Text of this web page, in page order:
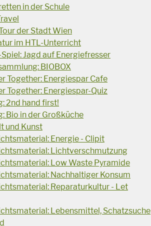
in der Schule
der Stadt Wien
im HTL-Unterricht
Jagd auf Energiefresser
BIOBOX
Together: Energiespar Cafe
Together: Energiespar-Quiz
2nd hand first!
Bio in der Großküche
und Kunst
Energie - Clipit
Lichtverschmutzung
Low Waste Pyramide
Nachhaltiger Konsum
Reparaturkultur - Let
Lebensmittel, Schatzsuche